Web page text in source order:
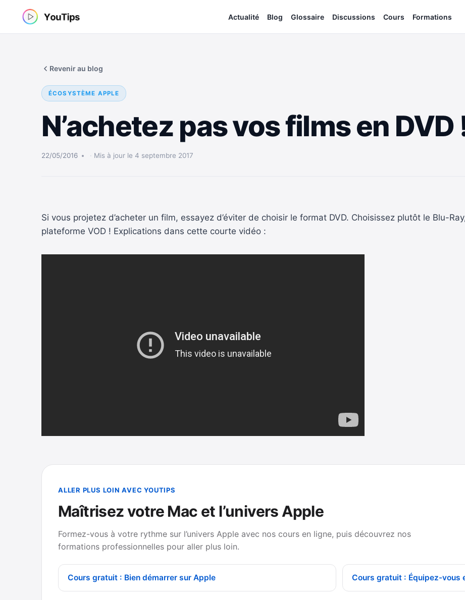
Actualité Blog Glossaire Discussions Cours Formations
Revenir au blog
ÉCOSYSTÈME APPLE
N’achetez pas vos films en DVD
22/05/2016 Mis à jour le 4 septembre 2017
Si vous projetez d’acheter un film, essayez d’éviter de choisir le format DVD. Choisissez plutôt le Blu-
plateforme VOD ! Explications dans cette courte vidéo :
ALLER PLUS LOIN AVEC YOUTIPS
Maîtrisez votre Mac et l’univers Apple
Formez-vous à votre rythme sur l’univers Apple avec nos cours en ligne, puis découvrez nos
formations professionnelles pour aller plus loin.
Cours gratuit : Bien démarrer sur Apple Cours gratuit : Équipez-vous